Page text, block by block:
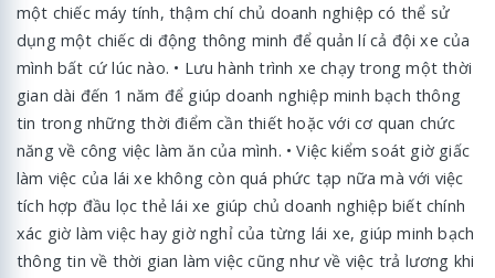
một chiếc máy tính, thậm chí chủ doanh nghiệp có thể sử
dụng một chiếc di động thông minh để quản lí cả đội xe của
mình bất cứ lúc nào. • Lưu hành trình xe chạy trong một thời
gian dài đến 1 năm để giúp doanh nghiệp minh bạch thông
tin trong những thời điểm cần thiết hoặc với cơ quan chức
năng về công việc làm ăn của mình. • Việc kiểm soát giờ giấc
làm việc của lái xe không còn quá phức tạp nữa mà với việc
tích hợp đầu lọc thẻ lái xe giúp chủ doanh nghiệp biết chính
xác giờ làm việc hay giờ nghỉ của từng lái xe, giúp minh bạch
thông tin về thời gian làm việc cũng như về việc trả lương khi